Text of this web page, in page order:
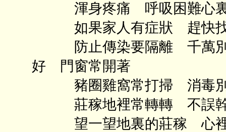
渾身疼痛 呼吸困難心裏
如果家人有症狀 趕快找
防止傳染要隔離 千萬
好 門窗常開著
豬圈雞窩常打掃 消毒別
莊稼地裡常轉轉 不誤幹
望一望地裏的莊稼 心